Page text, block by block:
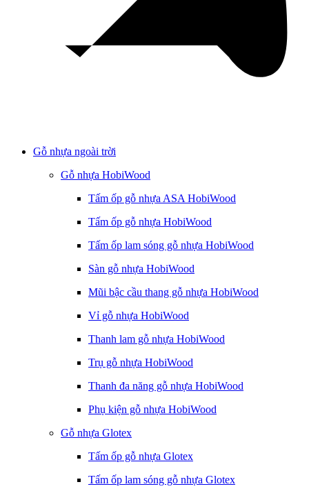
Gỗ nhựa ngoài trời
Gỗ nhựa HobiWood
Tấm ốp gỗ nhựa ASA HobiWood
Tấm ốp gỗ nhựa HobiWood
Tấm ốp lam sóng gỗ nhựa HobiWood
Sàn gỗ nhựa HobiWood
Mũi bậc cầu thang gỗ nhựa HobiWood
Vỉ gỗ nhựa HobiWood
Thanh lam gỗ nhựa HobiWood
Trụ gỗ nhựa HobiWood
Thanh đa năng gỗ nhựa HobiWood
Phụ kiện gỗ nhựa HobiWood
Gỗ nhựa Glotex
Tấm ốp gỗ nhựa Glotex
Tấm ốp lam sóng gỗ nhựa Glotex